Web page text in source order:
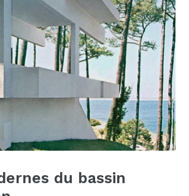
du bassin